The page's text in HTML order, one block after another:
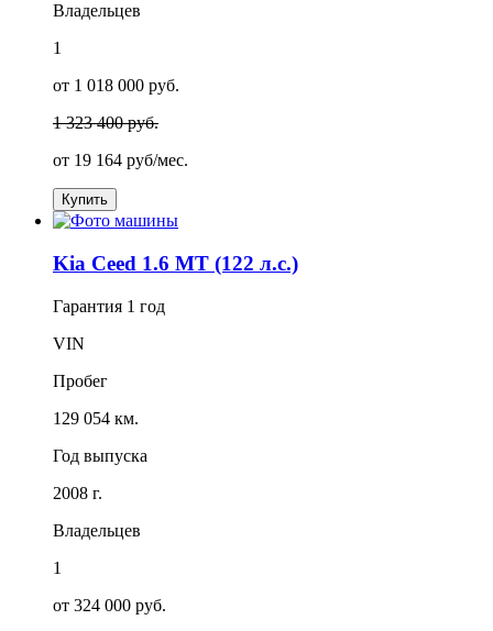
Владельцев
1
от 1 018 000 руб.
1 323 400 руб.
от 19 164 руб/мес.
Купить
Kia Ceed 1.6 MT (122 л.с.)
Гарантия 1 год
VIN
Пробег
129 054 км.
Год выпуска
2008 г.
Владельцев
1
от 324 000 руб.